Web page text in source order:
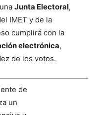
Junta Electoral,
IMET y de la
cumplirá con la
electrónica,
de los votos.